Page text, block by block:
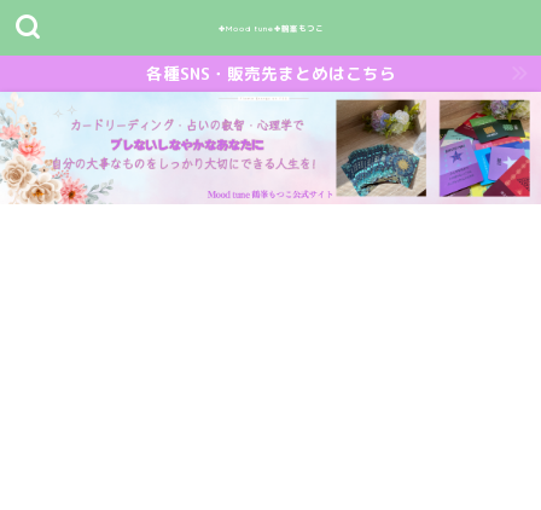
✤Mood tune✤鶴峯もつこ
各種SNS・販売先まとめはこちら